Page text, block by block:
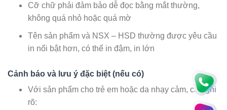
Cỡ chữ phải đảm bảo dễ đọc bằng mắt thường,
không quá nhỏ hoặc quá mờ
Tên sản phẩm và NSX – HSD thường được yêu cầu
in nổi bật hơn, có thể in đậm, in lớn
Cảnh báo và lưu ý đặc biệt (nếu có)
Với sản phẩm cho trẻ em hoặc da nhạy cảm, cần ghi
rõ: